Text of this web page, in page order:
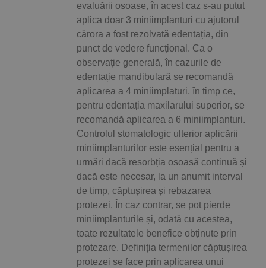
evaluării osoase, în acest caz s-au putut
aplica doar 3 miniimplanturi cu ajutorul
cărora a fost rezolvată edentația, din
punct de vedere funcțional. Ca o
observație generală, în cazurile de
edentație mandibulară se recomandă
aplicarea a 4 miniimplaturi, în timp ce,
pentru edentația maxilarului superior, se
recomandă aplicarea a 6 miniimplanturi.
Controlul stomatologic ulterior aplicării
miniimplanturilor este esențial pentru a
urmări dacă resorbția osoasă continuă și
dacă este necesar, la un anumit interval
de timp, căptușirea și rebazarea
protezei. În caz contrar, se pot pierde
miniimplanturile și, odată cu acestea,
toate rezultatele benefice obținute prin
protezare. Definiția termenilor căptușirea
protezei se face prin aplicarea unui